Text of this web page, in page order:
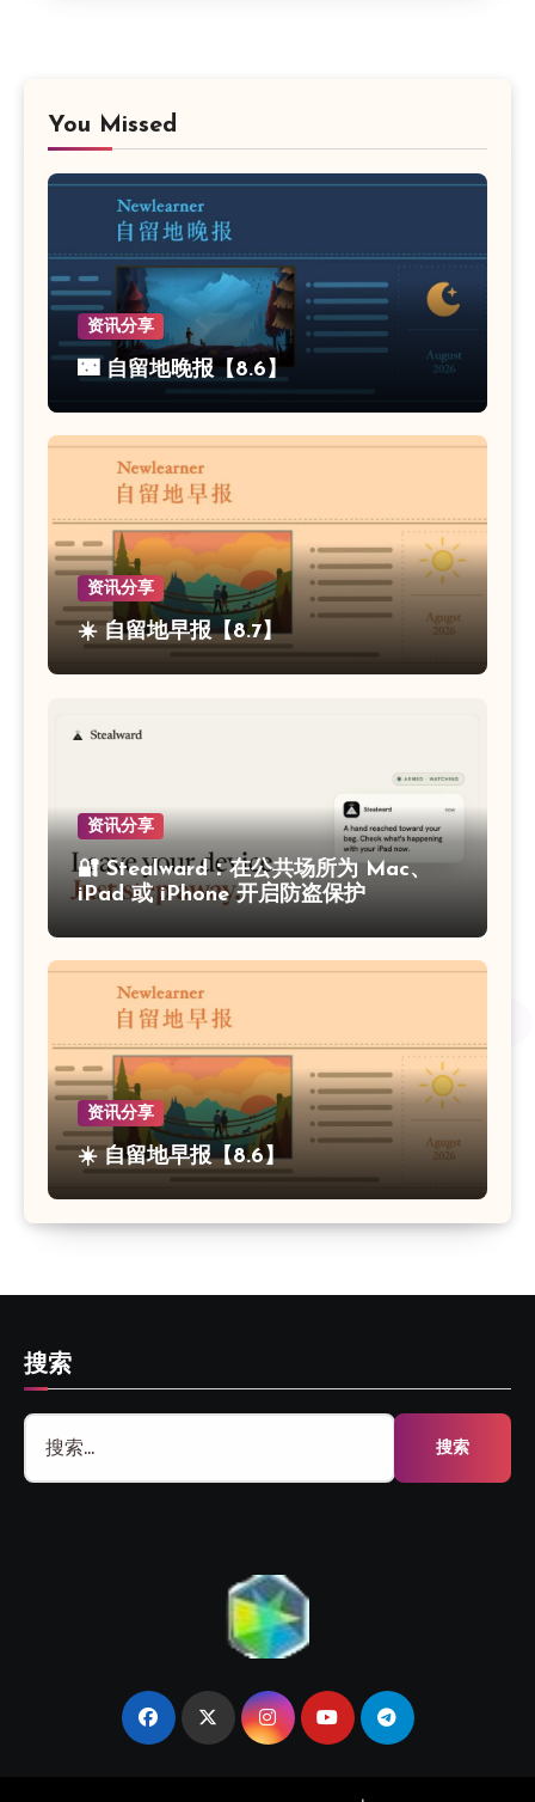
You Missed
资讯分享
🌃 自留地晚报【8.6】
资讯分享
☀️ 自留地早报【8.7】
资讯分享
🔐 Stealward：在公共场所为 Mac、
iPad 或 iPhone 开启防盗保护
资讯分享
☀️ 自留地早报【8.6】
搜索
搜
索：